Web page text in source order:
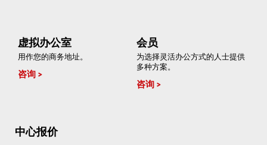
虚拟办公室
用作您的商务地址。
咨询
会员
为选择灵活办公方式的人士提供
多种方案。
咨询
中心报价